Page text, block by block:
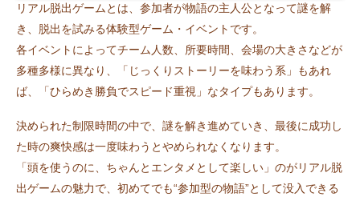
リアル脱出ゲームとは、参加者が物語の主人公となって謎を解
き、脱出を試みる体験型ゲーム・イベントです。
各イベントによってチーム人数、所要時間、会場の大きさなどが
多種多様に異なり、「じっくりストーリーを味わう系」もあれ
ば、「ひらめき勝負でスピード重視」なタイプもあります。
決められた制限時間の中で、謎を解き進めていき、最後に成功し
た時の爽快感は一度味わうとやめられなくなります。
「頭を使うのに、ちゃんとエンタメとして楽しい」のがリアル脱
出ゲームの魅力で、初めてでも“参加型の物語”として没入できる